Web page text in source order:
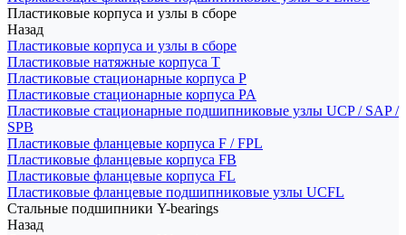
Пластиковые корпуса и узлы в сборе
Назад
Пластиковые корпуса и узлы в сборе
Пластиковые натяжные корпуса T
Пластиковые стационарные корпуса P
Пластиковые стационарные корпуса PA
Пластиковые стационарные подшипниковые узлы UCP / SAP /
SPB
Пластиковые фланцевые корпуса F / FPL
Пластиковые фланцевые корпуса FB
Пластиковые фланцевые корпуса FL
Пластиковые фланцевые подшипниковые узлы UCFL
Стальные подшипники Y-bearings
Назад